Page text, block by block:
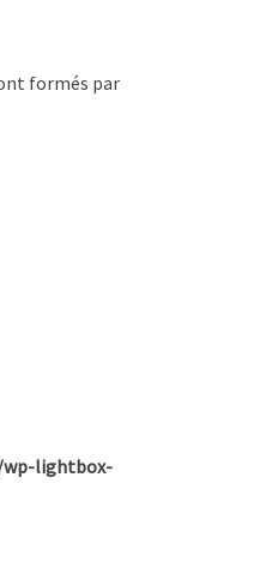
formés par
wp-lightbox-